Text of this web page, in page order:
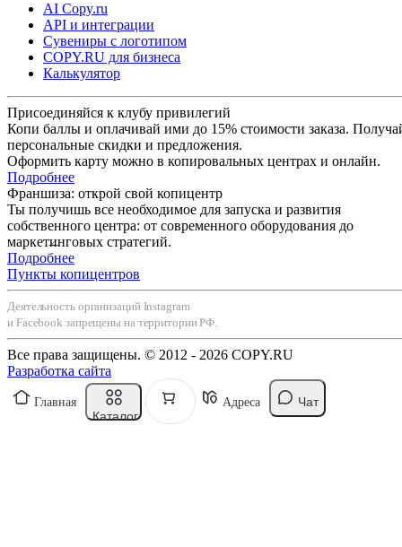
AI Copy.ru
API и интеграции
Сувениры с логотипом
COPY.RU для бизнеса
Калькулятор
Присоединяйся к клубу привилегий
Копи баллы и оплачивай ими до 15% стоимости заказа.
персональные скидки и предложения.
Оформить карту можно в копировальных центрах и онлайн.
Подробнее
Франшиза: открой свой копицентр
Ты получишь все необходимое для запуска и развития
собственного центра: от современного оборудования до
маркетинговых стратегий.
Подробнее
Пункты копицентров
Деятельность организаций Instagram
и Facebook запрещены на территории РФ.
Все права защищены. © 2012 - 2026 COPY.RU
Разработка сайта
Главная
Каталог
Адреса Чат